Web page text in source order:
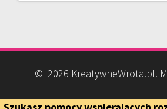
© 2026 KreatywneWrota.pl.